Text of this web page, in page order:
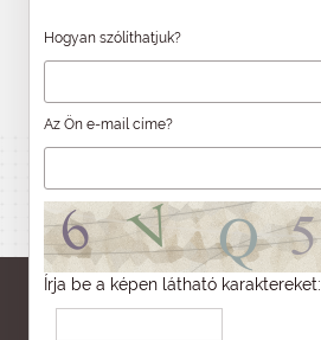
Hogyan szólíthatjuk?
Az Ön e-mail címe?
Írja be a képen látható karaktereket: